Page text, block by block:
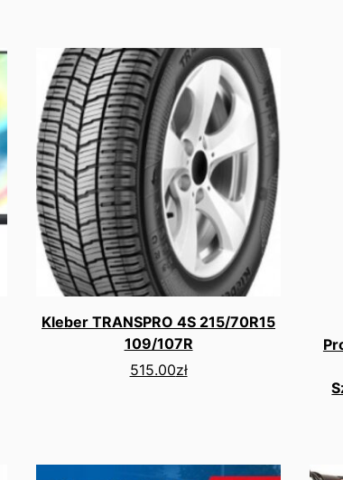
Kleber TRANSPRO 4S 215/70R15
109/107R
515.00zł